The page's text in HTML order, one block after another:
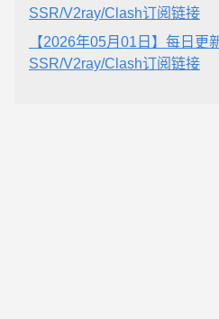
SSR/V2ray/Clash订阅链接
【2026年05月01日】每日更
SSR/V2ray/Clash订阅链接